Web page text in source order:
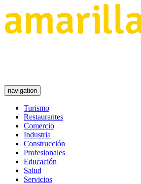
navigation
Turismo
Restaurantes
Comercio
Industria
Construcción
Profesionales
Educación
Salud
Servicios